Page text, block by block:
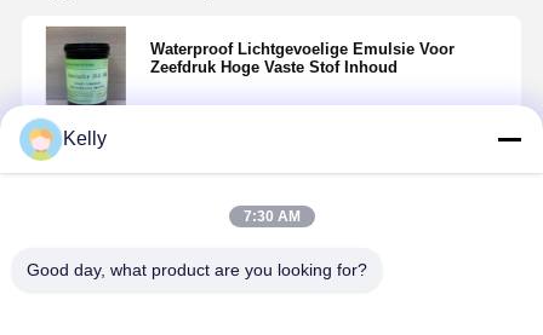
Waterproof Lichtgevoelige Emulsie Voor
Zeefdruk Hoge Vaste Stof Inhoud
Doorgaan
Kelly
7:30 AM
Good day, what product are you looking for?